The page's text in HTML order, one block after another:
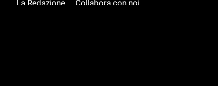
La Redazione
Collabora con noi